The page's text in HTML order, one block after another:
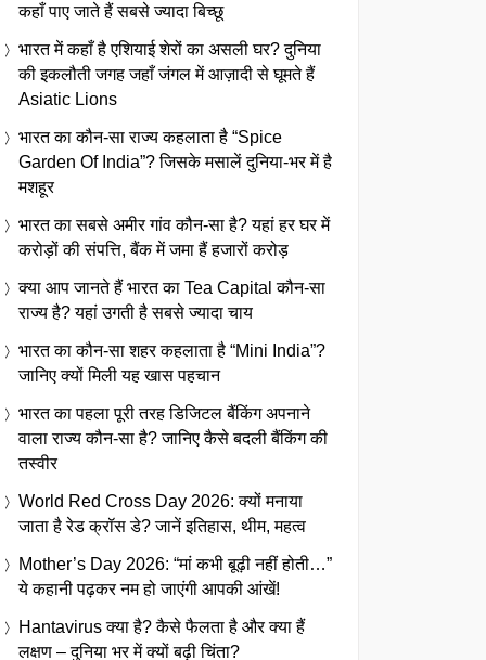
कहाँ पाए जाते हैं सबसे ज्यादा बिच्छू
भारत में कहाँ है एशियाई शेरों का असली घर? दुनिया
की इकलौती जगह जहाँ जंगल में आज़ादी से घूमते हैं
Asiatic Lions
भारत का कौन-सा राज्य कहलाता है “Spice
Garden Of India”? जिसके मसालें दुनिया-भर में है
मशहूर
भारत का सबसे अमीर गांव कौन-सा है? यहां हर घर में
करोड़ों की संपत्ति, बैंक में जमा हैं हजारों करोड़
क्या आप जानते हैं भारत का Tea Capital कौन-सा
राज्य है? यहां उगती है सबसे ज्यादा चाय
भारत का कौन-सा शहर कहलाता है “Mini India”?
जानिए क्यों मिली यह खास पहचान
भारत का पहला पूरी तरह डिजिटल बैंकिंग अपनाने
वाला राज्य कौन-सा है? जानिए कैसे बदली बैंकिंग की
तस्वीर
World Red Cross Day 2026: क्यों मनाया
जाता है रेड क्रॉस डे? जानें इतिहास, थीम, महत्व
Mother’s Day 2026: “मां कभी बूढ़ी नहीं होती…”
ये कहानी पढ़कर नम हो जाएंगी आपकी आंखें!
Hantavirus क्या है? कैसे फैलता है और क्या हैं
लक्षण – दुनिया भर में क्यों बढ़ी चिंता?